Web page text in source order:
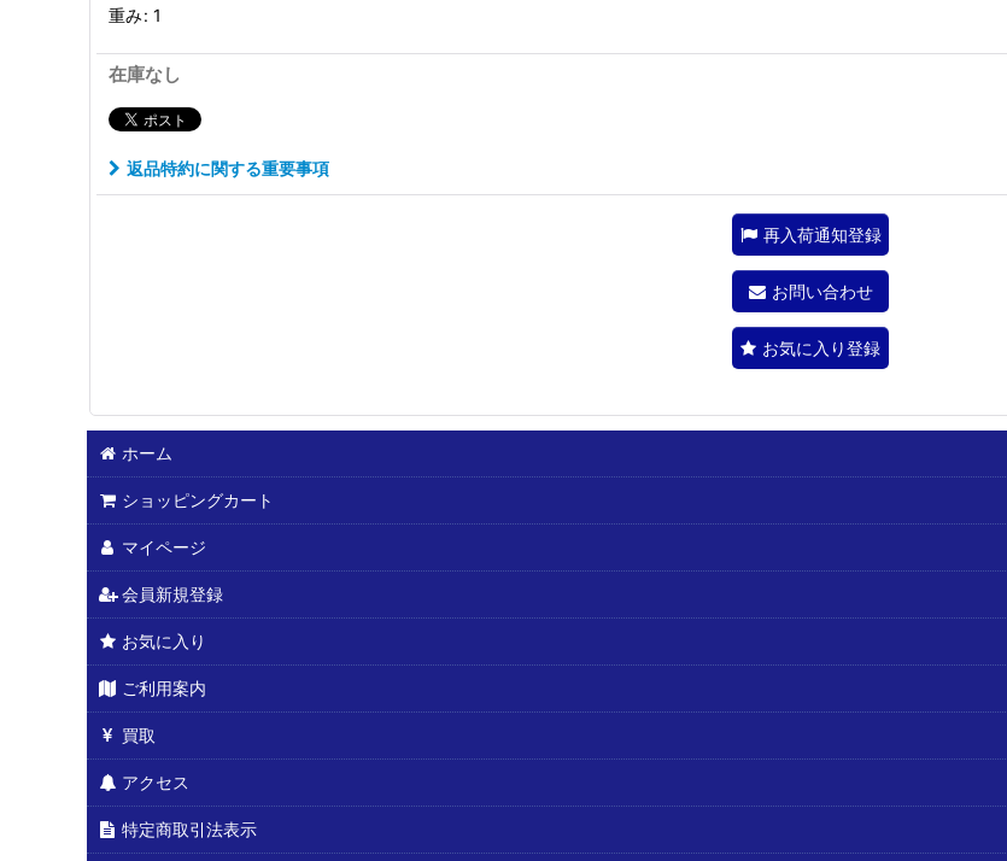
重み: 1
在庫なし
返品特約に関する重要事項
再入荷通知登録
お問い合わせ
お気に入り登録
ホーム
ショッピングカート
マイページ
会員新規登録
お気に入り
ご利用案内
買取
アクセス
特定商取引法表示